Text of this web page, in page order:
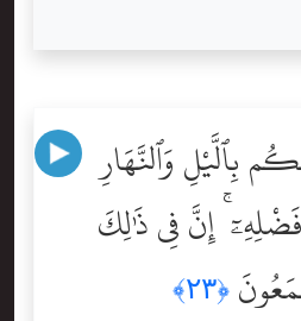
بِٱلَّيْلِ وَٱلنَّهَارِ
إِنَّ فِى ذَٰلِكَ
﴿٢٣﴾